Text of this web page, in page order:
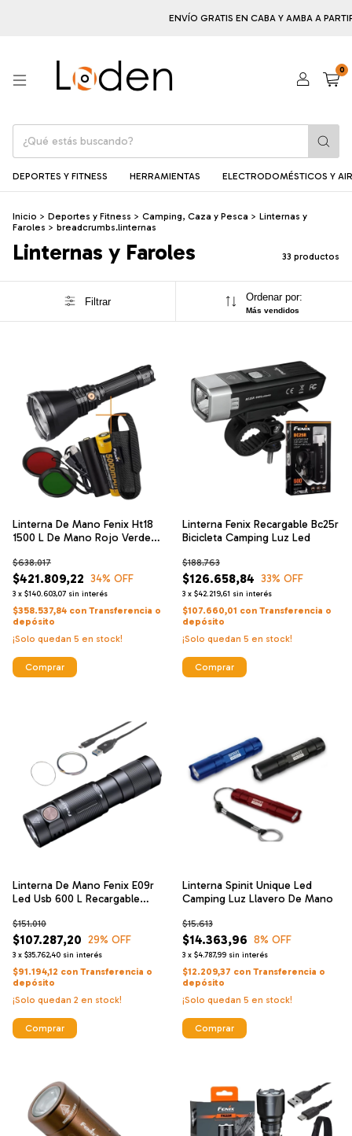
ENVÍO GRATIS EN CABA Y AMBA A PARTIR DE
0
DEPORTES Y FITNESS HERRAMIENTAS ELECTRODOMÉSTICOS Y
Inicio > Deportes y Fitness > Camping, Caza y Pesca > Linternas y
Faroles > breadcrumbs.linternas
Linternas y Faroles 33 productos
Filtrar Ordenar por:
Más vendidos
Linterna De Mano Fenix Ht18
1500 L De Mano Rojo Verde
$421.809,22
$638.017
34% OFF
3 x $140.603,07 sin interés
$358.537,84 con Transferencia o
depósito
¡Solo quedan 5 en stock!
Comprar
Linterna Fenix Recargable Bc25r
Bicicleta Camping Luz Led
$126.658,84
$188.763
33% OFF
3 x $42.219,61 sin interés
$107.660,01 con Transferencia o
depósito
¡Solo quedan 5 en stock!
Comprar
Linterna De Mano Fenix E09r
Led Usb 600 L Recargable
$107.287,20
$151.010
29% OFF
3 x $35.762,40 sin interés
$91.194,12 con Transferencia o
depósito
¡Solo quedan 2 en stock!
Comprar
Linterna Spinit Unique Led
Camping Luz Llavero De Mano
$14.363,96
$15.613
8% OFF
3 x $4.787,99 sin interés
$12.209,37 con Transferencia o
depósito
¡Solo quedan 5 en stock!
Comprar